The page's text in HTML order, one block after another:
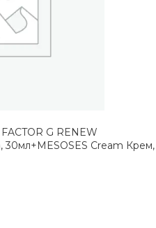
G RENEW
Cream Крем,